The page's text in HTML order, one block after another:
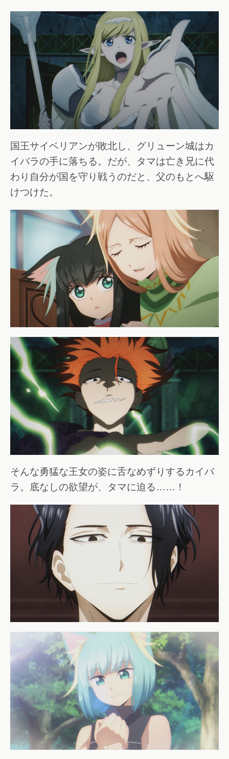
国王サイベリアンが敗北し、グリューン城はカ
イバラの手に落ちる。だが、タマは亡き兄に代
わり自分が国を守り戦うのだと、父のもとへ駆
けつけた。
そんな勇猛な王女の姿に舌なめずりするカイバ
ラ。底なしの欲望が、タマに迫る……！